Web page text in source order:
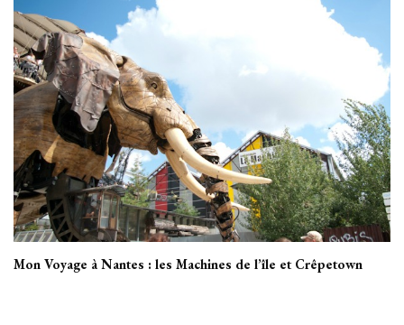
Mon Voyage à Nantes : les Machines de l’île et Crêpetown